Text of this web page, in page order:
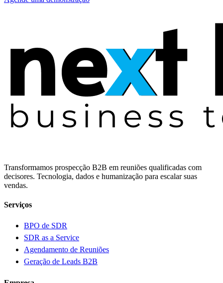
Transformamos prospecção B2B em reuniões qualificadas com
decisores. Tecnologia, dados e humanização para escalar suas
vendas.
Serviços
BPO de SDR
SDR as a Service
Agendamento de Reuniões
Geração de Leads B2B